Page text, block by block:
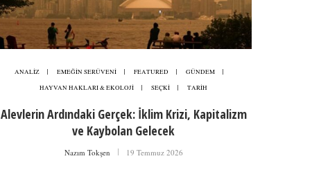
ANALİZ EMEĞİN SERÜVENİ FEATURED
GÜNDEM
HAYVAN HAKLARI & EKOLOJİ
SEÇKİ TARİH
Alevlerin Ardındaki Gerçek: İklim Krizi, Kapitalizm
ve Kaybolan Gelecek
Nazım Tokşen 19 Temmuz 2026